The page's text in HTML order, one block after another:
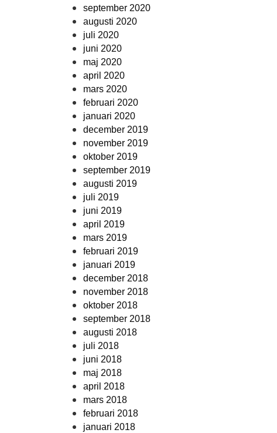
september 2020
augusti 2020
juli 2020
juni 2020
maj 2020
april 2020
mars 2020
februari 2020
januari 2020
december 2019
november 2019
oktober 2019
september 2019
augusti 2019
juli 2019
juni 2019
april 2019
mars 2019
februari 2019
januari 2019
december 2018
november 2018
oktober 2018
september 2018
augusti 2018
juli 2018
juni 2018
maj 2018
april 2018
mars 2018
februari 2018
januari 2018